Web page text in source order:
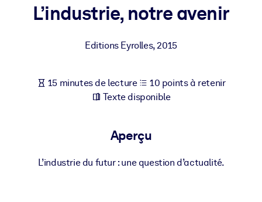
LMS/LXP pour de meilleurs résultats d'apprentissage.
commerciales fiables et prêtes à l'emploi.
Pour les systèmes d’IA
L’industrie, notre avenir
Editions Eyrolles,2015
15 minutes de lecture
10 points à retenir
Texte disponible
Aperçu
L’industrie du futur : une question d’actualité.